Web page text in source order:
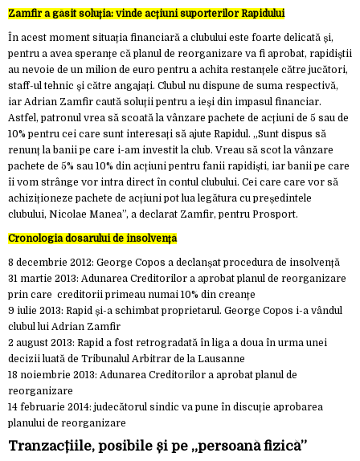
Zamfir a găsit soluția: vinde acțiuni suporterilor Rapidului
În acest moment situația financiară a clubului este foarte delicată și,
pentru a avea speranțe că planul de reorganizare va fi aprobat, rapidiștii
au nevoie de un milion de euro pentru a achita restanțele către jucători,
staff-ul tehnic și către angajați. Clubul nu dispune de suma respectivă,
iar Adrian Zamfir caută soluții pentru a ieși din impasul financiar.
Astfel, patronul vrea să scoată la vânzare pachete de acțiuni de 5 sau de
10% pentru cei care sunt interesați să ajute Rapidul. „Sunt dispus să
renunț la banii pe care i-am investit la club. Vreau să scot la vânzare
pachete de 5% sau 10% din acțiuni pentru fanii rapidiști, iar banii pe care
îi vom strânge vor intra direct în contul clubului. Cei care care vor să
achiziționeze pachete de acțiuni pot lua legătura cu președintele
clubului, Nicolae Manea”, a declarat Zamfir, pentru Prosport.
Cronologia dosarului de insolvență
8 decembrie 2012: George Copos a declanșat procedura de insolvență
31 martie 2013: Adunarea Creditorilor a aprobat planul de reorganizare
prin care creditorii primeau numai 10% din creanțe
9 iulie 2013: Rapid și-a schimbat proprietarul. George Copos i-a vândul
clubul lui Adrian Zamfir
2 august 2013: Rapid a fost retrogradată în liga a doua în urma unei
decizii luată de Tribunalul Arbitrar de la Lausanne
18 noiembrie 2013: Adunarea Creditorilor a aprobat planul de
reorganizare
14 februarie 2014: judecătorul sindic va pune în discuție aprobarea
planului de reorganizare
Tranzacțiile, posibile și pe „persoană fizică”